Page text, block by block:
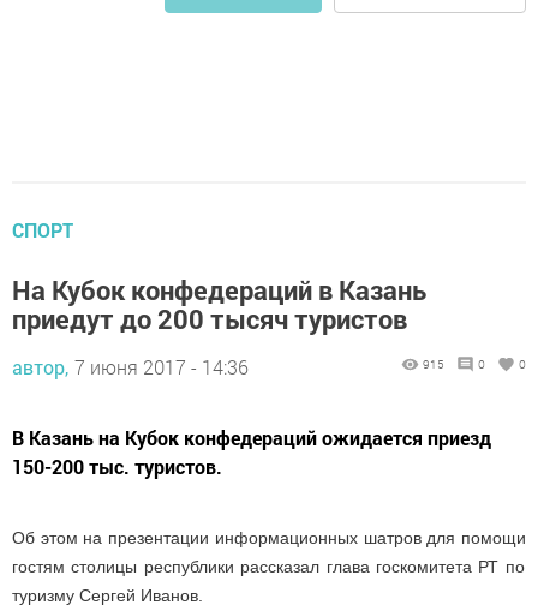
СПОРТ
На Кубок конфедераций в Казань
приедут до 200 тысяч туристов
автор, 7 июня 2017 - 14:36 915 0 0
В Казань на Кубок конфедераций ожидается приезд
150-200 тыс. туристов.
Об этом на презентации информационных шатров для помощи
гостям столицы республики рассказал глава госкомитета РТ по
туризму Сергей Иванов.